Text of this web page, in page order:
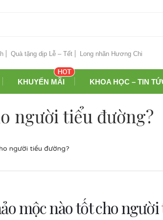
Quà tặng dịp Lễ – Tết Long nhãn Hương Chi
KHUYẾN MÃI KHOA HỌC – TIN
người tiểu đường?
người tiểu đường?
mộc nào tốt cho